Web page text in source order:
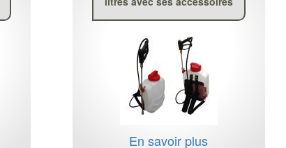
En savoir plus